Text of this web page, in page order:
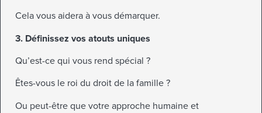
Cela vous aidera à vous démarquer.
3. Définissez vos atouts uniques
Qu’est-ce qui vous rend spécial ?
Êtes-vous le roi du droit de la famille ?
Ou peut-être que votre approche humaine et